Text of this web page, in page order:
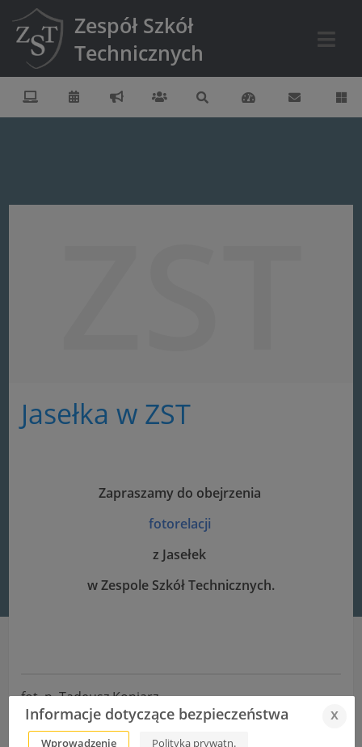
Zespół Szkół
Technicznych
Jasełka w ZST
Zapraszamy do obejrzenia
fotorelacji
z Jasełek
w Zespole Szkół Technicznych.
fot. p. Tadeusz Koniarz
Informacje dotyczące bezpieczeństwa x
Wprowadzenie Polityka prywatn.